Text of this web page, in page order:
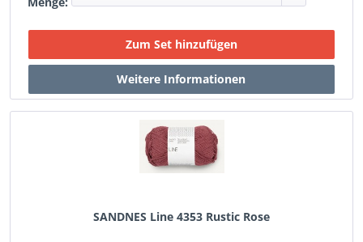
SANDNES Line 4353 Rustic Rose